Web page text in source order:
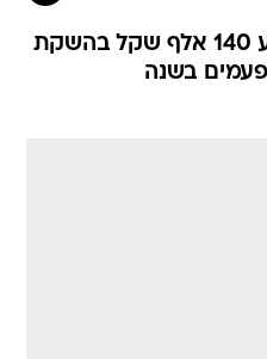
החברה מדווחת כי תשקיע 140 אלף שקל בהשקת